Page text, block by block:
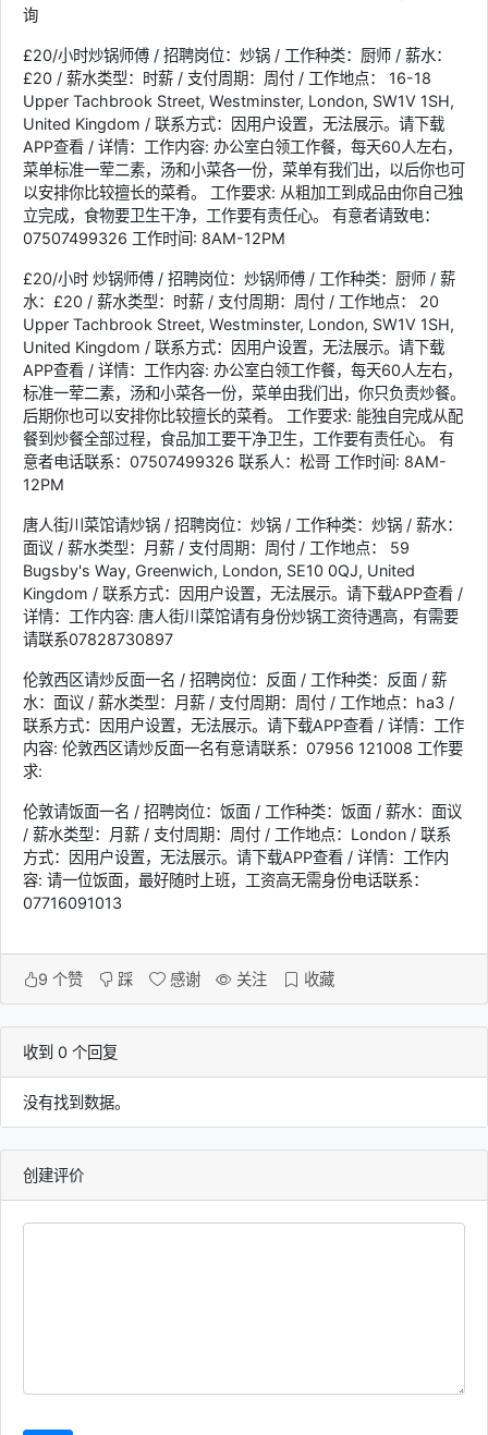
询
£20/小时炒锅师傅 / 招聘岗位：炒锅 / 工作种类：厨师 / 薪水：
£20 / 薪水类型：时薪 / 支付周期：周付 / 工作地点： 16-18
Upper Tachbrook Street, Westminster, London, SW1V 1SH,
United Kingdom / 联系方式：因用户设置，无法展示。请下载
APP查看 / 详情：工作内容: 办公室白领工作餐，每天60人左右，
菜单标准一荤二素，汤和小菜各一份，菜单有我们出，以后你也可
以安排你比较擅长的菜肴。 工作要求: 从粗加工到成品由你自己独
立完成，食物要卫生干净，工作要有责任心。 有意者请致电：
07507499326 工作时间: 8AM-12PM
£20/小时 炒锅师傅 / 招聘岗位：炒锅师傅 / 工作种类：厨师 / 薪
水：£20 / 薪水类型：时薪 / 支付周期：周付 / 工作地点： 20
Upper Tachbrook Street, Westminster, London, SW1V 1SH,
United Kingdom / 联系方式：因用户设置，无法展示。请下载
APP查看 / 详情：工作内容: 办公室白领工作餐，每天60人左右，
标准一荤二素，汤和小菜各一份，菜单由我们出，你只负责炒餐。
后期你也可以安排你比较擅长的菜肴。 工作要求: 能独自完成从配
餐到炒餐全部过程，食品加工要干净卫生，工作要有责任心。 有
意者电话联系：07507499326 联系人：松哥 工作时间: 8AM-
12PM
唐人街川菜馆请炒锅 / 招聘岗位：炒锅 / 工作种类：炒锅 / 薪水：
面议 / 薪水类型：月薪 / 支付周期：周付 / 工作地点： 59
Bugsby's Way, Greenwich, London, SE10 0QJ, United
Kingdom / 联系方式：因用户设置，无法展示。请下载APP查看 /
详情：工作内容: 唐人街川菜馆请有身份炒锅工资待遇高，有需要
请联系07828730897
伦敦西区请炒反面一名 / 招聘岗位：反面 / 工作种类：反面 / 薪
水：面议 / 薪水类型：月薪 / 支付周期：周付 / 工作地点：ha3 /
联系方式：因用户设置，无法展示。请下载APP查看 / 详情：工作
内容: 伦敦西区请炒反面一名有意请联系：07956 121008 工作要
求:
伦敦请饭面一名 / 招聘岗位：饭面 / 工作种类：饭面 / 薪水：面议
/ 薪水类型：月薪 / 支付周期：周付 / 工作地点：London / 联系
方式：因用户设置，无法展示。请下载APP查看 / 详情：工作内
容: 请一位饭面，最好随时上班，工资高无需身份电话联系：
07716091013
9 个赞 踩 感谢 关注 收藏
收到 0 个回复
没有找到数据。
创建评价